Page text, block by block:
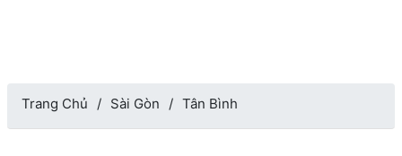
Trang Chủ Sài Gòn Tân Bình